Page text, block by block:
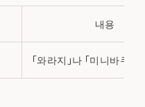
내용
「와라지」나 「미니바쿠 만